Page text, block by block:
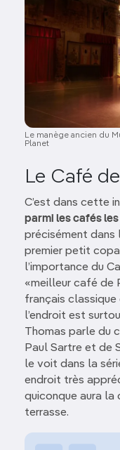
Le manège ancien du
Planet
Le Café
C’est dans cette
parmi les cafés
précisément dans
premier petit
l’importance du
«meilleur café de
français
l’endroit est
Thomas parle du
Paul Sartre et de
le voit dans la
endroit très
quiconque aura la
terrasse.